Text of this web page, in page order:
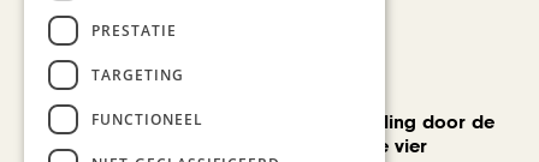
Een geurwandeling door de
Stokstraat: onze vier
PRESTATIE
TARGETING
FUNCTIONEEL